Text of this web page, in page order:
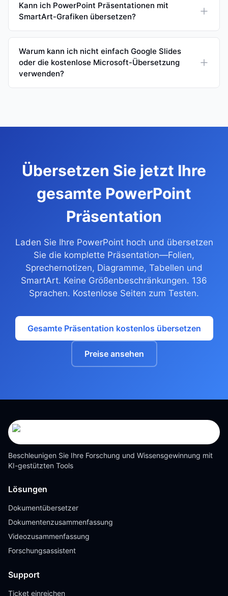
Kann ich PowerPoint Präsentationen mit
SmartArt-Grafiken übersetzen?
Warum kann ich nicht einfach Google Slides
oder die kostenlose Microsoft-Übersetzung
verwenden?
Übersetzen Sie jetzt Ihre
gesamte PowerPoint
Präsentation
Laden Sie Ihre PowerPoint hoch und übersetzen
Sie die komplette Präsentation—Folien,
Sprechernotizen, Diagramme, Tabellen und
SmartArt. Keine Größenbeschränkungen. 136
Sprachen. Kostenlose Seiten zum Testen.
Gesamte Präsentation kostenlos übersetzen
Preise ansehen
Beschleunigen Sie Ihre Forschung und Wissensgewinnung mit
KI-gestützten Tools
Lösungen
Dokumentübersetzer
Dokumentenzusammenfassung
Videozusammenfassung
Forschungsassistent
Support
Ticket einreichen